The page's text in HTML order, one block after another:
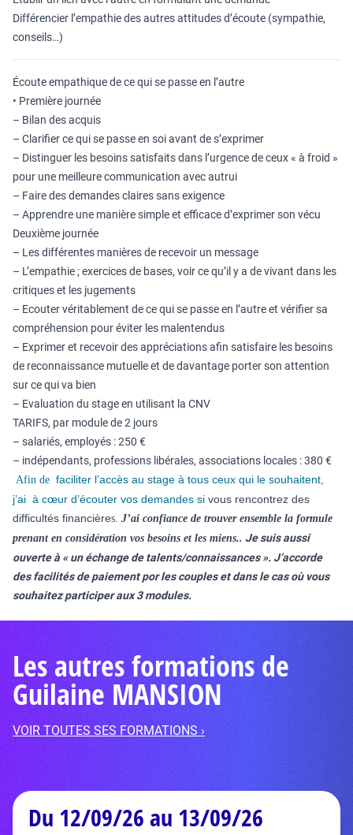
Différencier l’empathie des autres attitudes d’écoute (sympathie,
conseils…)
Écoute empathique de ce qui se passe en l’autre
• Première journée
– Bilan des acquis
– Clarifier ce qui se passe en soi avant de s’exprimer
– Distinguer les besoins satisfaits dans l’urgence de ceux « à froid »
pour une meilleure communication avec autrui
– Faire des demandes claires sans exigence
– Apprendre une manière simple et efficace d’exprimer son vécu
Deuxième journée
– Les différentes manières de recevoir un message
– L’empathie ; exercices de bases, voir ce qu’il y a de vivant dans les
critiques et les jugements
– Ecouter véritablement de ce qui se passe en l’autre et vérifier sa
compréhension pour éviter les malentendus
– Exprimer et recevoir des appréciations afin satisfaire les besoins
de reconnaissance mutuelle et de davantage porter son attention
sur ce qui va bien
– Evaluation du stage en utilisant la CNV
TARIFS, par module de 2 jours
– salariés, employés : 250 €
– indépendants, professions libérales, associations locales : 380 €
Afin de faciliter l’accès au stage à tous ceux qui le souhaitent,
j’ai à cœur d’écouter vos demandes si vous rencontrez des
difficultés financières. J’ai confiance de trouver ensemble la formule
prenant en considération vos besoins et les miens.. Je suis aussi
ouverte à « un échange de talents/connaissances ». J’accorde
des facilités de paiement por les couples et dans le cas où vous
souhaitez participer aux 3 modules.
Les autres formations de
Guilaine MANSION
VOIR TOUTES SES FORMATIONS ›
Du 12/09/26 au 13/09/26